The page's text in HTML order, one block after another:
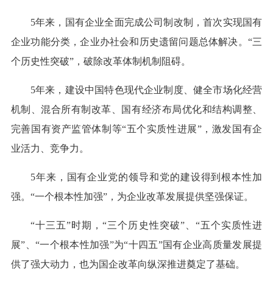
5年来，国有企业全面完成公司制改制，首次实现国有
企业功能分类，企业办社会和历史遗留问题总体解决。“三
个历史性突破”，破除改革体制机制阻碍。
5年来，建设中国特色现代企业制度、健全市场化经营
机制、混合所有制改革、国有经济布局优化和结构调整、
完善国有资产监管体制等“五个实质性进展”，激发国有企
业活力、竞争力。
5年来，国有企业党的领导和党的建设得到根本性加
强。“一个根本性加强”，为企业改革发展提供坚强保证。
“十三五”时期，“三个历史性突破”、“五个实质性进
展”、“一个根本性加强”为“十四五”国有企业高质量发展提
供了强大动力，也为国企改革向纵深推进奠定了基础。